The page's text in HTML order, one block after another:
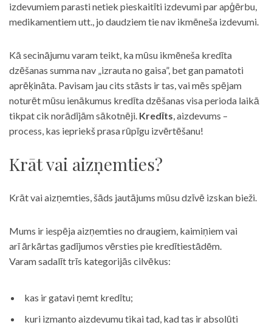
izdevumiem parasti netiek pieskaitīti izdevumi par apģērbu,
medikamentiem utt., jo daudziem tie nav ikmēneša izdevumi.
Kā secinājumu varam teikt, ka mūsu ikmēneša kredīta
dzēšanas summa nav „izrauta no gaisa”, bet gan pamatoti
aprēķināta. Pavisam jau cits stāsts ir tas, vai mēs spējam
noturēt mūsu ienākumus kredīta dzēšanas visa perioda laikā
tikpat cik norādījām sākotnēji. Kredīts, aizdevums –
process, kas iepriekš prasa rūpīgu izvērtēšanu!
Krāt vai aizņemties?
Krāt vai aizņemties, šāds jautājums mūsu dzīvē izskan bieži.
Mums ir iespēja aizņemties no draugiem, kaimiņiem vai
arī ārkārtas gadījumos vērsties pie kredītiestādēm.
Varam sadalīt trīs kategorijās cilvēkus:
kas ir gatavi ņemt kredītu;
kuri izmanto aizdevumu tikai tad, kad tas ir absolūti